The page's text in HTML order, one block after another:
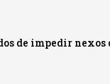
de impedir